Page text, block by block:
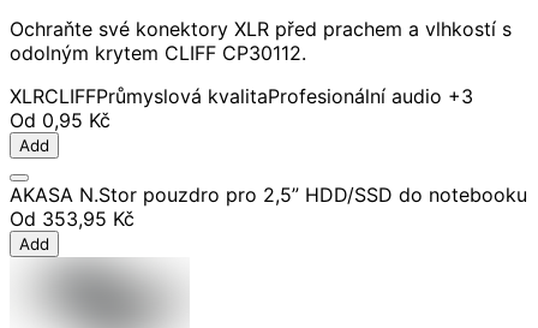
Ochraňte své konektory XLR před prachem a vlhkostí s
odolným krytem CLIFF CP30112.
XLRCLIFFPrůmyslová kvalitaProfesionální audio +3
Od 0,95 Kč
Add
AKASA N.Stor pouzdro pro 2,5” HDD/SSD do notebooku
Od 353,95 Kč
Add